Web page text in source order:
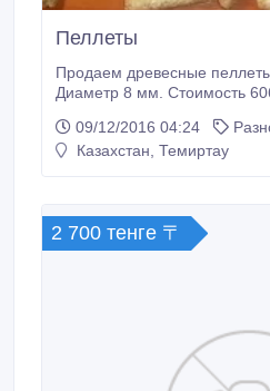
Пеллеты
Продаем древесные
Диаметр 8 мм. Стоимость
мешках по 30 кг. Цена 60600
мешок..
09/12/2016 04:24
Казахстан, Темиртау
2 700 тенге 〒